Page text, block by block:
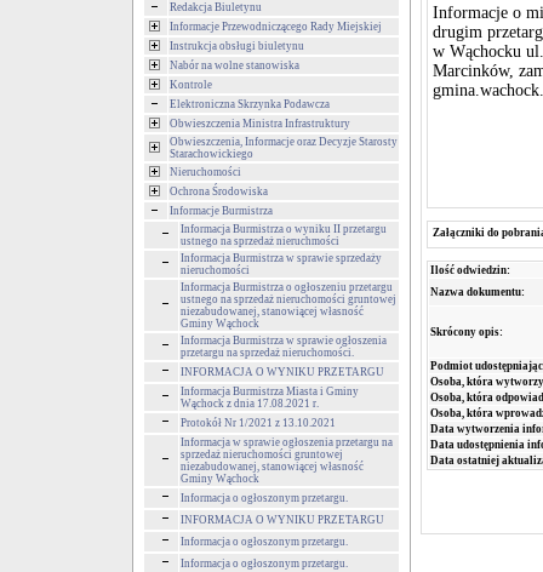
Redakcja Biuletynu
Informacje Przewodniczącego Rady Miejskiej
Instrukcja obsługi biuletynu
Nabór na wolne stanowiska
Kontrole
Elektroniczna Skrzynka Podawcza
Obwieszczenia Ministra Infrastruktury
Obwieszczenia, Informacje oraz Decyzje Starosty
Starachowickiego
Nieruchomości
Ochrona Środowiska
Informacje Burmistrza
Informacja Burmistrza o wyniku II przetargu
ustnego na sprzedaż nieruchmości
Informacja Burmistrza w sprawie sprzedaży
nieruchomości
Informacja Burmistrza o ogłoszeniu przetargu
ustnego na sprzedaż nieruchomości gruntowej
niezabudowanej, stanowiącej własność
Gminy Wąchock
Informacja Burmistrza w sprawie ogłoszenia
przetargu na sprzedaż nieruchomości.
INFORMACJA O WYNIKU PRZETARGU
Informacja Burmistrza Miasta i Gminy
Wąchock z dnia 17.08.2021 r.
Protokół Nr 1/2021 z 13.10.2021
Informacja w sprawie ogłoszenia przetargu na
sprzedaż nieruchomości gruntowej
niezabudowanej, stanowiącej własność
Gminy Wąchock
Informacja o ogłoszonym przetargu.
INFORMACJA O WYNIKU PRZETARGU
Informacja o ogłoszonym przetargu.
Informacja o ogłoszonym przetargu.
Informacje o
drugim
w Wąchocku
Marcinków,
Załączniki do
Ilość odwiedzin:
Nazwa dokumentu:
Skrócony opis:
Podmiot
Osoba, która
Osoba, która
Osoba, która
Data wytworzenia
Data udostępnienia
Data ostatniej